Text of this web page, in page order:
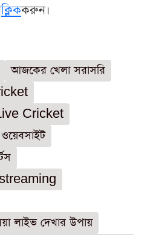
ক্লিককরুন।
আজকের খেলা সরাসরি
Cricket
লাইভ দেখার উপায়